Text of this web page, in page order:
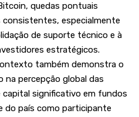
quedas pontuais
especialmente
de suporte técnico e à
estratégicos.
também demonstra o
percepção global das
significativo em fundos
do país como participante